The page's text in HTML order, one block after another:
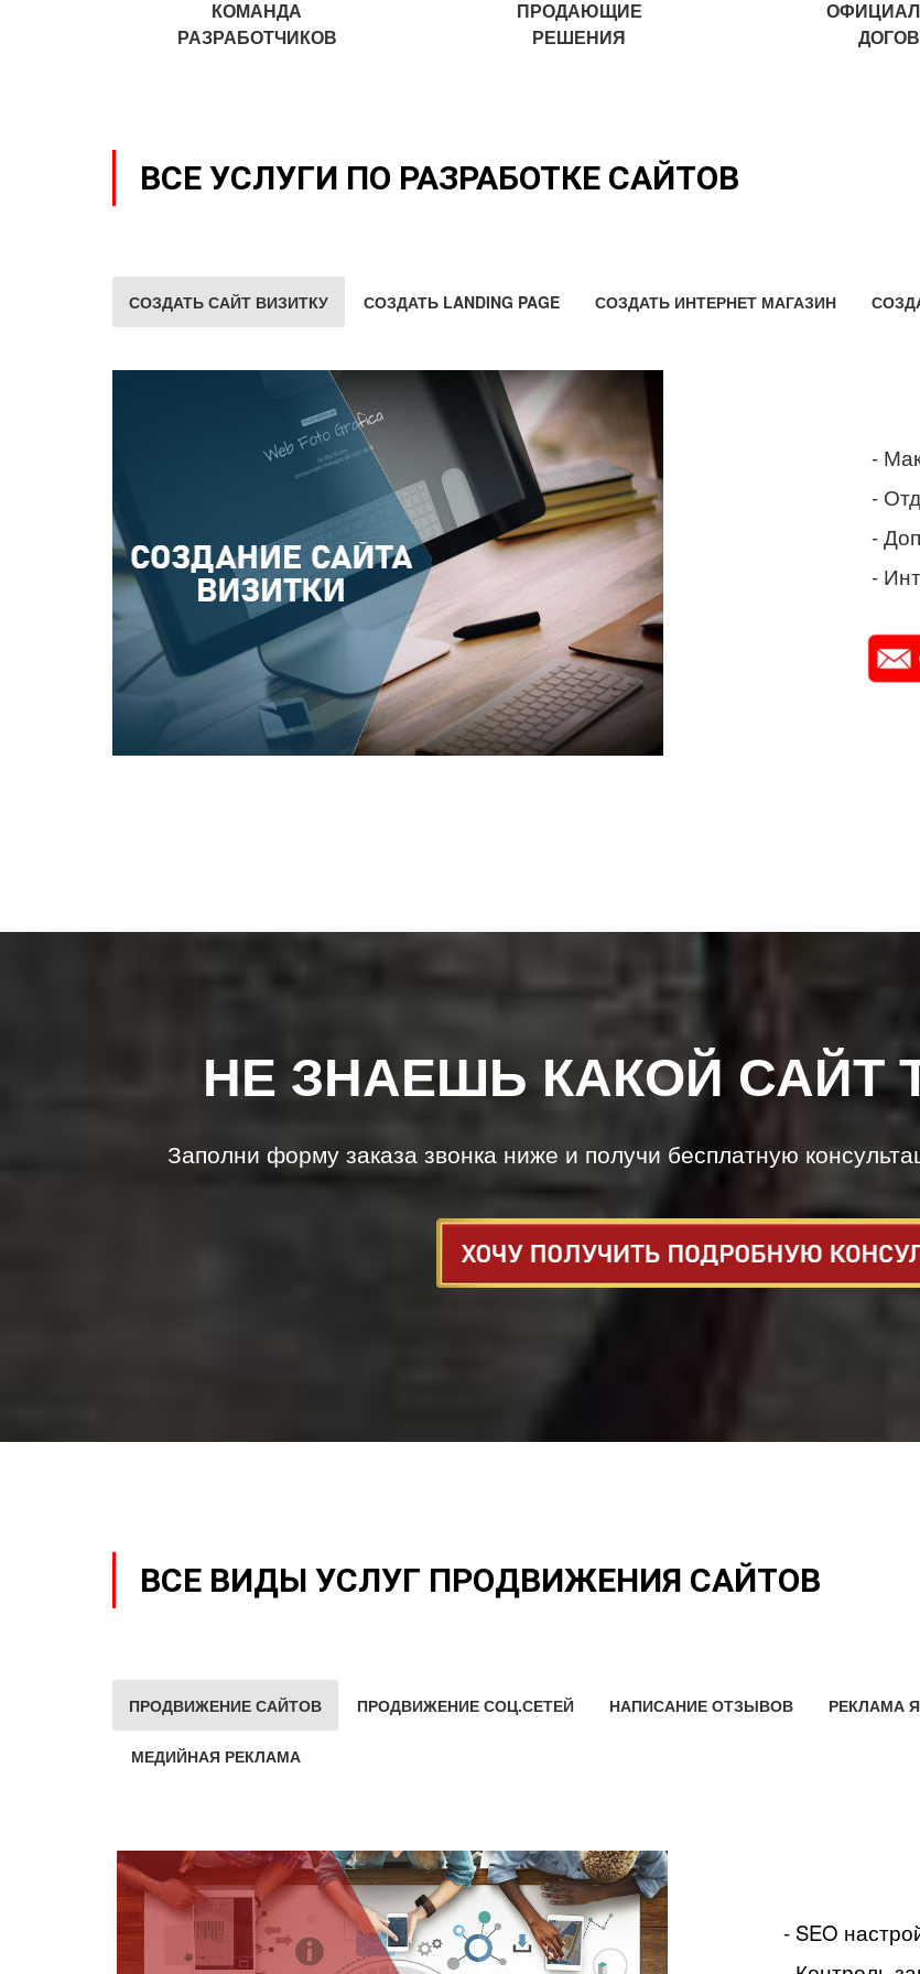
КОМАНДА
РАЗРАБОТЧИКОВ
ПРОДАЮЩИЕ
РЕШЕНИЯ
ВСЕ УСЛУГИ ПО РАЗРАБОТКЕ САЙТОВ
СОЗДАТЬ САЙТ ВИЗИТКУ СОЗДАТЬ LANDING PAGE СОЗДАТЬ ИНТЕРНЕТ МАГАЗИН
-
-
-
-
НЕ ЗНАЕШЬ КАКОЙ САЙТ
Заполни форму заказа звонка ниже и получи бесплатную
ВСЕ ВИДЫ УСЛУГ ПРОДВИЖЕНИЯ САЙТОВ
ПРОДВИЖЕНИЕ САЙТОВ ПРОДВИЖЕНИЕ СОЦ.СЕТЕЙ НАПИСАНИЕ ОТЗЫВОВ РЕКЛАМА
МЕДИЙНАЯ РЕКЛАМА
- SEO